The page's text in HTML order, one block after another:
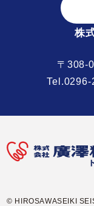
株
〒308-
Tel.0296-
© HIROSAWASEIKI